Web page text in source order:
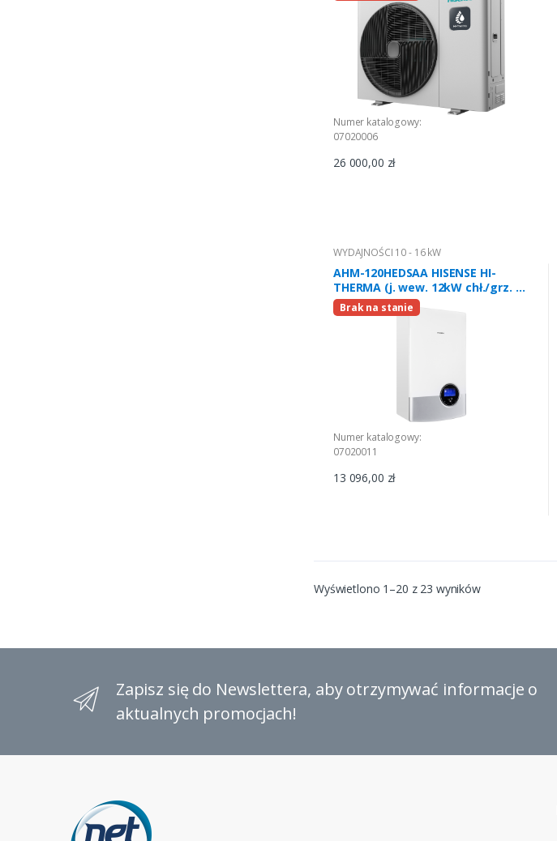
Numer katalogowy:
07020006
26 000,00 zł
WYDAJNOŚCI 10 - 16 kW
AHM-120HEDSAA HISENSE HI-
THERMA (j. wew. 12kW chł./grz. 3-
faz.) R32
Brak na stanie
Numer katalogowy:
07020011
13 096,00 zł
Wyświetlono 1–20 z 23 wyników
Zapisz się do Newslettera, aby otrzymywać informacje o
aktualnych promocjach!